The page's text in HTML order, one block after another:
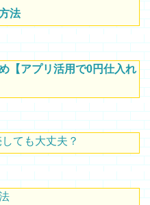
法
【アプリ活用で0円仕入れ
ても大丈夫？